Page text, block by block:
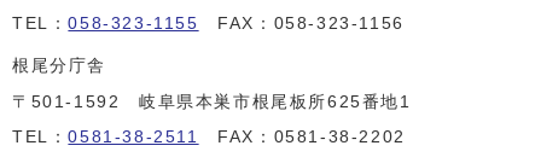
TEL：058-323-1155 FAX：058-323-1156
根尾分庁舎
〒501-1592 岐阜県本巣市根尾板所625番地1
TEL：0581-38-2511 FAX：0581-38-2202